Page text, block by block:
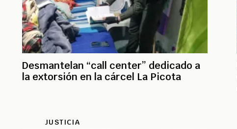
Desmantelan “call center” dedicado a
la extorsión en la cárcel La Picota
JUSTICIA